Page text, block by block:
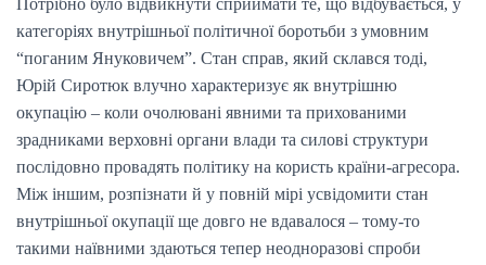
Потрібно було відвикнути сприймати те, що відбувається, у
категоріях внутрішньої політичної боротьби з умовним
“поганим Януковичем”. Стан справ, який склався тоді,
Юрій Сиротюк влучно характеризує як внутрішню
окупацію – коли очолювані явними та прихованими
зрадниками верховні органи влади та силові структури
послідовно провадять політику на користь країни-агресора.
Між іншим, розпізнати й у повній мірі усвідомити стан
внутрішньої окупації ще довго не вдавалося – тому-то
такими наївними здаються тепер неодноразові спроби